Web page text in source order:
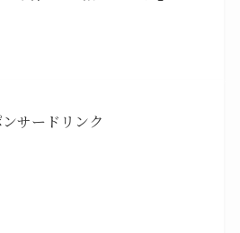
サードリンク